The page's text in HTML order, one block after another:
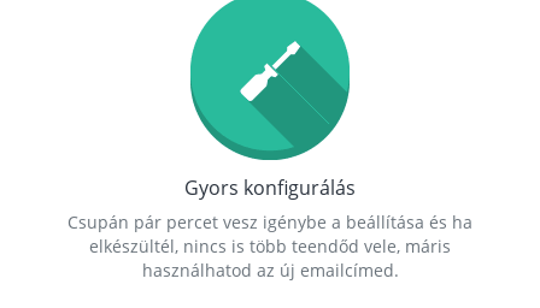
Gyors konfigurálás
Csupán pár percet vesz igénybe a beállítása és ha
elkészültél, nincs is több teendőd vele, máris
használhatod az új emailcímed.